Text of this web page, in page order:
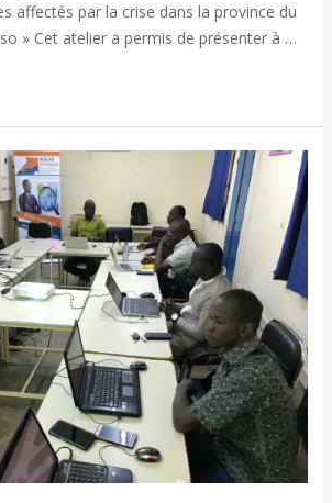
affectés par la crise dans la province du
» Cet atelier a permis de présenter à …